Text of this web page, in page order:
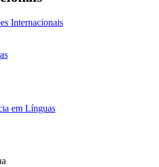
Internacionais
em Línguas